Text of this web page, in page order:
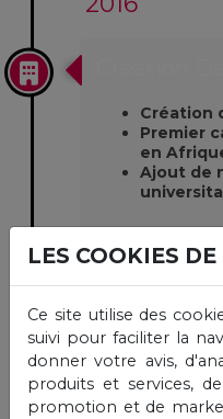
Création
Premier
en
Ajout de
2019
LES COOKIES
Ce site utilise des
suivi pour faciliter la
donner votre avis,
produits et services,
promotion et de